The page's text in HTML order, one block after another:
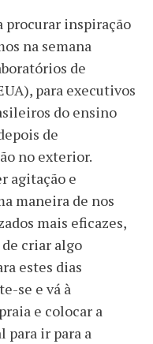
procurar inspiração
na semana
de
para executivos
do ensino
de
no exterior.
agitação e
maneira de nos
mais eficazes,
criar algo
estes dias
se e vá à
e colocar a
para ir para a